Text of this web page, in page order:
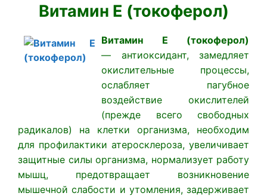
Витамин Е (токоферол)
Витамин Е (токоферол)
— антиоксидант, замедляет
окислительные процессы,
ослабляет пагубное
воздействие окислителей
(прежде всего свободных
радикалов) на клетки организма, необходим
для профилактики атеросклероза, увеличивает
защитные силы организма, нормализует работу
мышц, предотвращает возникновение
мышечной слабости и утомления, задерживает